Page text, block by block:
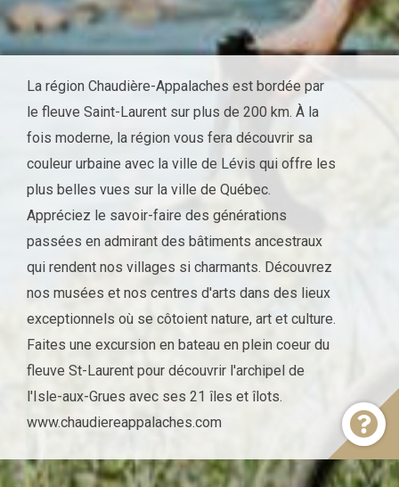
La région Chaudière-Appalaches est bordée par
le fleuve Saint-Laurent sur plus de 200 km. À la
fois moderne, la région vous fera découvrir sa
couleur urbaine avec la ville de Lévis qui offre les
plus belles vues sur la ville de Québec.
Appréciez le savoir-faire des générations
passées en admirant des bâtiments ancestraux
qui rendent nos villages si charmants. Découvrez
nos musées et nos centres d'arts dans des lieux
exceptionnels où se côtoient nature, art et culture.
Faites une excursion en bateau en plein coeur du
fleuve St-Laurent pour découvrir l'archipel de
l'Isle-aux-Grues avec ses 21 îles et îlots.
www.chaudiereappalaches.com